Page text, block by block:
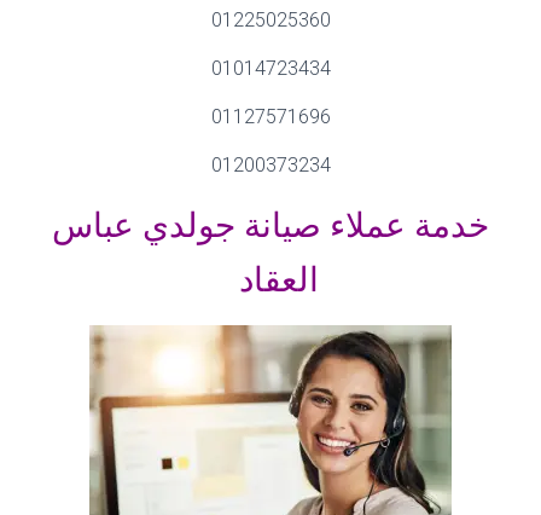
01225025360
01014723434
01127571696
01200373234
خدمة عملاء صيانة جولدي عباس
العقاد